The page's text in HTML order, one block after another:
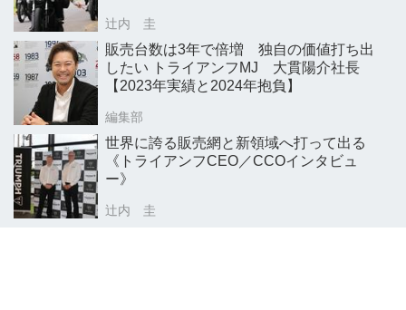
辻内 圭
販売台数は3年で倍増 独自の価値打ち出
したい トライアンフMJ 大貫陽介社長
【2023年実績と2024年抱負】
編集部
世界に誇る販売網と新領域へ打って出る
《トライアンフCEO／CCOインタビュ
ー》
辻内 圭